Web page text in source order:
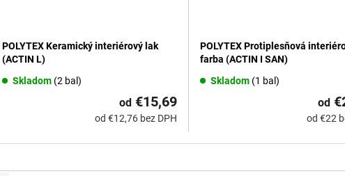
POLYTEX Keramický interiérový lak
(ACTIN L)
Skladom (2 bal)
od €12,76 bez DPH
od €15,69
POLYTEX Protiplesňová
farba (ACTIN I SAN)
Skladom (1 bal)
od €22
od